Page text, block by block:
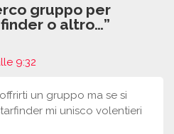
gruppo per
o altro…”
9:32
un gruppo ma se si
mi unisco volentieri